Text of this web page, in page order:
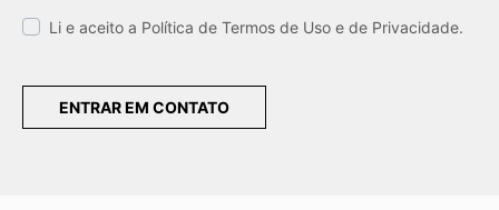
Li e aceito a Política de Termos de Uso e de Privacidade.
ENTRAR EM CONTATO